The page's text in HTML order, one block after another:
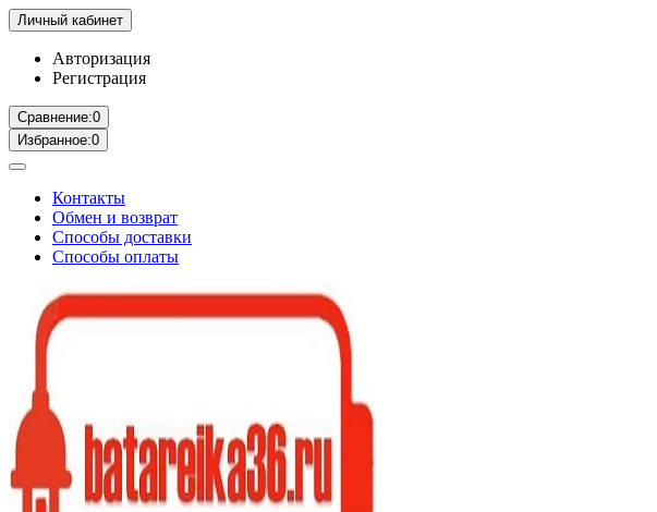
Личный кабинет
Авторизация
Регистрация
Сравнение:0
Избранное:0
Контакты
Обмен и возврат
Способы доставки
Способы оплаты